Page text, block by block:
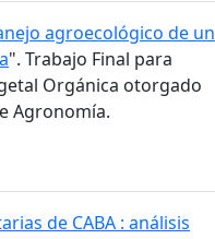
agroecológico de un
". Trabajo Final para
Orgánica otorgado
Agronomía.
de CABA : análisis